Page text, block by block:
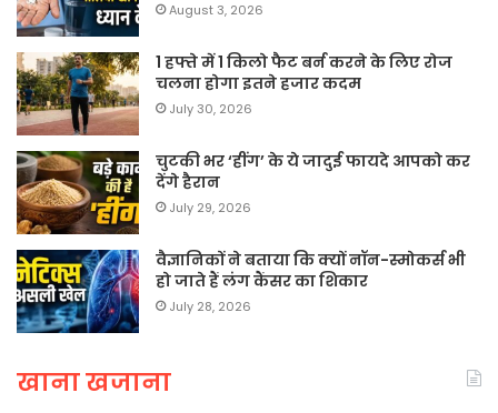
August 3, 2026
1 हफ्ते में 1 किलो फैट बर्न करने के लिए रोज
चलना होगा इतने हजार कदम
July 30, 2026
चुटकी भर ‘हींग’ के ये जादुई फायदे आपको कर
देंगे हैरान
July 29, 2026
वैज्ञानिकों ने बताया कि क्यों नॉन-स्मोकर्स भी
हो जाते हैं लंग कैंसर का शिकार
July 28, 2026
खाना खजाना